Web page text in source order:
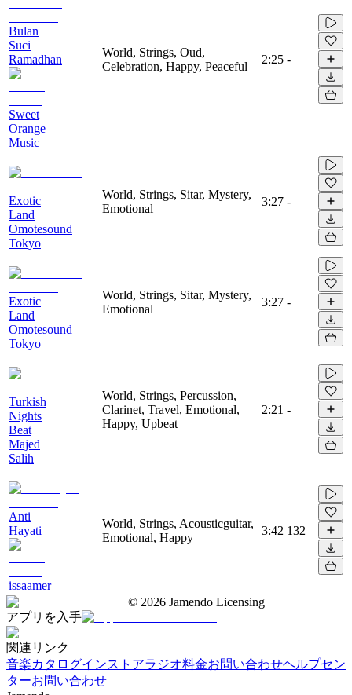
Bulan
Suci
Ramadhan
Sweet
Orange
Music
World, Strings, Oud,
Celebration, Happy, Peaceful
2:25 -
Exotic
Land
Omotesound
Tokyo
World, Strings, Sitar, Mystery,
Emotional
3:27 -
Exotic
Land
Omotesound
Tokyo
World, Strings, Sitar, Mystery,
Emotional
3:27 -
Turkish
Nights
Beat
Majed
Salih
World, Strings, Percussion,
Clarinet, Travel, Emotional,
Happy, Upbeat
2:21 -
Anti
Hayati
issaamer
World, Strings, Acousticguitar,
Emotional, Happy
3:42 132
© 2026 Jamendo Licensing
アプリを入手
関連リンク
音楽カタログインストアラジオ料金お問い合わせヘルプセン
ターお問い合わせ